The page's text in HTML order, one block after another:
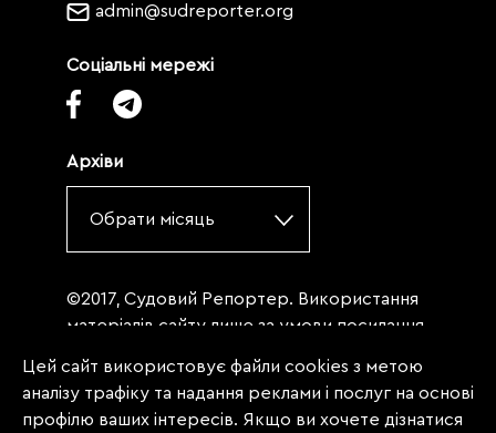
admin@sudreporter.org
Соціальні мережі
Архіви
Обрати місяць
©2017, Судовий Репортер. Використання
матеріалів сайту лише за умови посилання
«Судовий репортер» не нижче третього
абзацу. Матеріали, щодо яких міститься
Цей сайт використовує файли cookies з метою
аналізу трафіку та надання реклами і послуг на основі
профілю ваших інтересів. Якщо ви хочете дізнатися